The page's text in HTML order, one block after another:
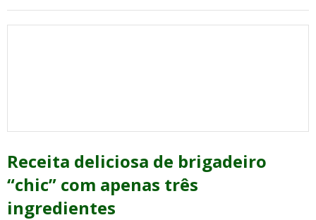
Receita deliciosa de brigadeiro
“chic” com apenas três
ingredientes